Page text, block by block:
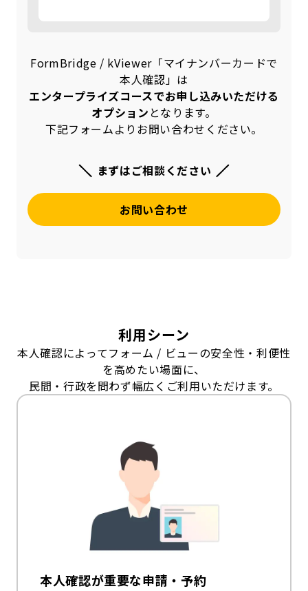
FormBridge / kViewer「マイナンバーカードで
本人確認」は
エンタープライズコースでお申し込みいただける
オプション となります。
下記フォームよりお問い合わせください。
まずはご相談ください
お問い合わせ
利用シーン
本人確認によってフォーム / ビューの安全性・利便性
を高めたい場面に、
民間・行政を問わず幅広くご利用いただけます。
本人確認が重要な申請・予約